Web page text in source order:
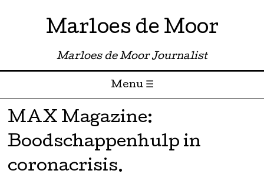
Marloes de Moor
Marloes de Moor Journalist
Menu ☰
Skip to content
MAX Magazine:
Boodschappenhulp in
coronacrisis.